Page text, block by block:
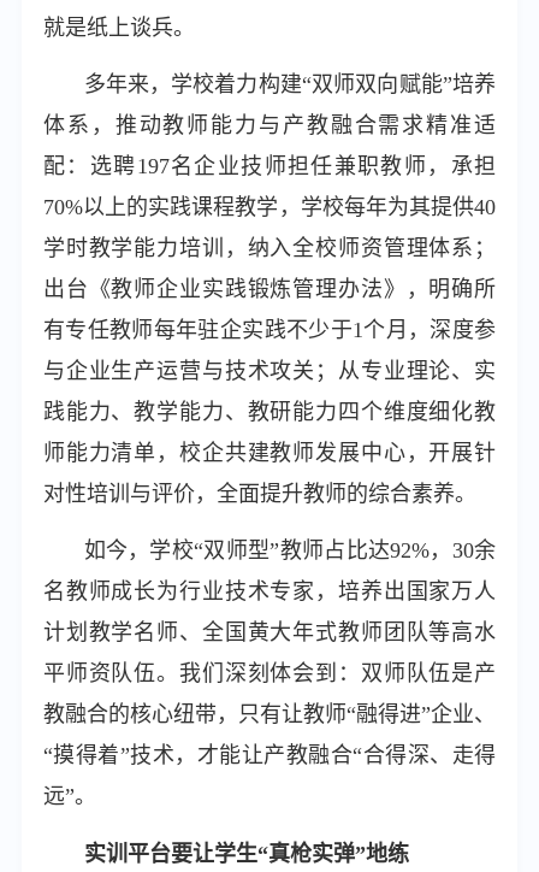
就是纸上谈兵。
多年来，学校着力构建“双师双向赋能”培养
体系，推动教师能力与产教融合需求精准适
配：选聘197名企业技师担任兼职教师，承担
70%以上的实践课程教学，学校每年为其提供40
学时教学能力培训，纳入全校师资管理体系；
出台《教师企业实践锻炼管理办法》，明确所
有专任教师每年驻企实践不少于1个月，深度参
与企业生产运营与技术攻关；从专业理论、实
践能力、教学能力、教研能力四个维度细化教
师能力清单，校企共建教师发展中心，开展针
对性培训与评价，全面提升教师的综合素养。
如今，学校“双师型”教师占比达92%，30余
名教师成长为行业技术专家，培养出国家万人
计划教学名师、全国黄大年式教师团队等高水
平师资队伍。我们深刻体会到：双师队伍是产
教融合的核心纽带，只有让教师“融得进”企业、
“摸得着”技术，才能让产教融合“合得深、走得
远”。
实训平台要让学生“真枪实弹”地练